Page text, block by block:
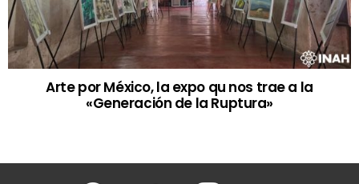
Arte por México, la expo qu nos trae a la
«Generación de la Ruptura»